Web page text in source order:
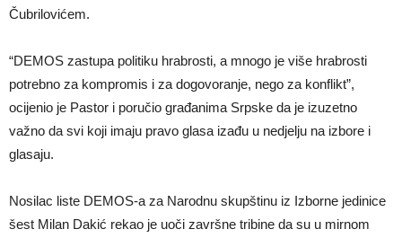
Čubrilovićem.
“DEMOS zastupa politiku hrabrosti, a mnogo je više hrabrosti
potrebno za kompromis i za dogovoranje, nego za konflikt”,
ocijenio je Pastor i poručio građanima Srpske da je izuzetno
važno da svi koji imaju pravo glasa izađu u nedjelju na izbore i
glasaju.
Nosilac liste DEMOS-a za Narodnu skupštinu iz Izborne jedinice
šest Milan Dakić rekao je uoči završne tribine da su u mirnom